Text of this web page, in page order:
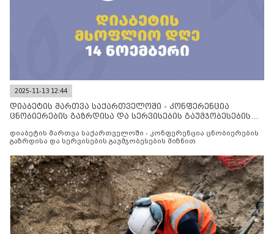
2025-11-13 12:44
დიაბეტის მართვა საქართველოში - კონფერენცია
ცნობიერების გაზრდისა და სერვისების გაუმჯობესების
დიაბეტის მართვა საქართველოში - კონფერენცია ცნობიერების
გაზრდისა და სერვისების გაუმჯობესების მიზნით